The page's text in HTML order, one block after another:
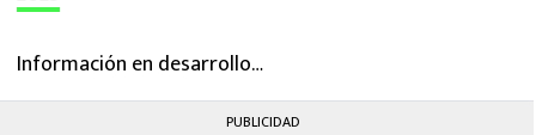
Información en desarrollo…
PUBLICIDAD